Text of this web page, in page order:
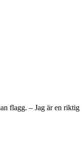
flagg. – Jag är en